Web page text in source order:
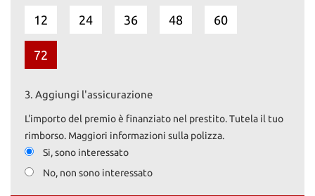
12 24 36 48 60
72
3. Aggiungi l'assicurazione
L'importo del premio è finanziato nel prestito. Tutela il tuo
rimborso. Maggiori informazioni sulla polizza.
Si, sono interessato
No, non sono interessato